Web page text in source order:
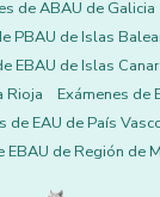
de ABAU de Galicia
PBAU de Islas
EBAU de Islas
Rioja
Exámenes de
de EAU de País
EBAU de Región de